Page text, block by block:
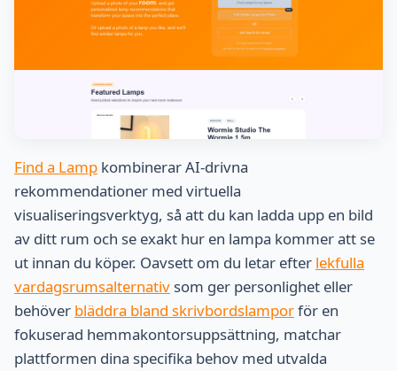
Find a Lamp kombinerar AI-drivna
rekommendationer med virtuella
visualiseringsverktyg, så att du kan ladda upp en bild
av ditt rum och se exakt hur en lampa kommer att se
ut innan du köper. Oavsett om du letar efter lekfulla
vardagsrumsalternativ som ger personlighet eller
behöver bläddra bland skrivbordslamporför en
fokuserad hemmakontorsuppsättning, matchar
plattformen dina specifika behov med utvalda